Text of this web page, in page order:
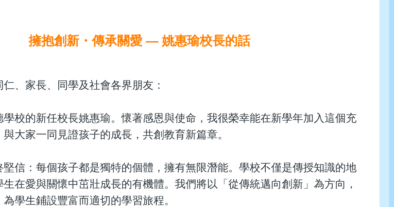
擁抱創新・傳承關愛 — 姚惠瑜校長的話
、家長、同學及社會各界朋友：
校的新任校長姚惠瑜。懷著感恩與使命，我很榮幸能在新學年加入這個充
大家一同見證孩子的成長，共創教育新篇章。
信：每個孩子都是獨特的個體，擁有無限潛能。學校不僅是傳授知識的地
在愛與關懷中茁壯成長的有機體。我們將以「從傳統邁向創新」為方向，
學生鋪設豐富而適切的學習旅程。